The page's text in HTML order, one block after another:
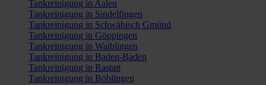
Tankreinigung in Aalen
Tankreinigung in Sindelfingen
Tankreinigung in Schwäbisch Gmünd
Tankreinigung in Göppingen
Tankreinigung in Waiblingen
Tankreinigung in Baden-Baden
Tankreinigung in Rastatt
Tankreinigung in Böblingen